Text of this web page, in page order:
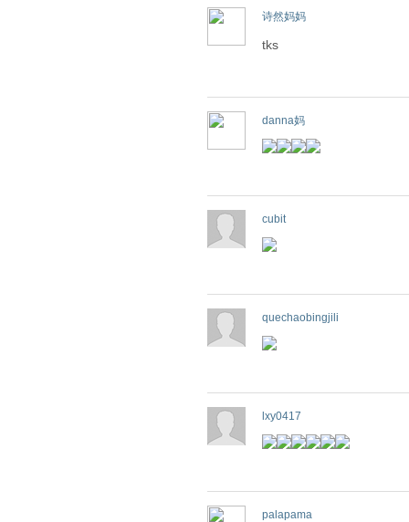
诗然妈妈
tks
danna妈
cubit
quechaobingjili
lxy0417
palapama